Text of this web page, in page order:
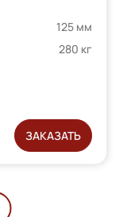
опроса
пользователей
125 мм
280 кг
ЗАКАЗАТЬ